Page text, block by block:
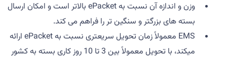
وزن و اندازه آن نسبت به ePacket بالاتر است و امکان ارسال
بسته های بزرگتر و سنگین تر را فراهم می کند.
EMS معمولاً زمان تحویل سریعتری نسبت به ePacket ارائه
میکند، با تحویل معمولاً بین 3 تا 10 روز کاری بسته به کشور